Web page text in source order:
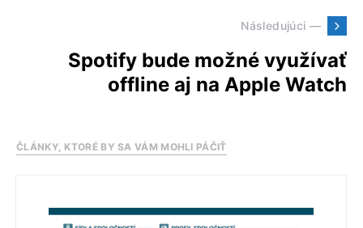
Následujúci —
Spotify bude možné využívať
offline aj na Apple Watch
ČLÁNKY, KTORÉ BY SA VÁM MOHLI PÁČIŤ